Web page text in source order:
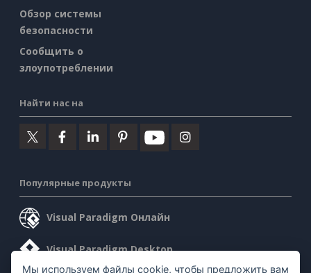
Обзор системы
безопасности
Сообщить о
злоупотреблении
Найти нас на
Популярные продукты
Visual Paradigm Онлайн
Visual Paradigm Desktop
Мы используем файлы cookie, чтобы предложить вам